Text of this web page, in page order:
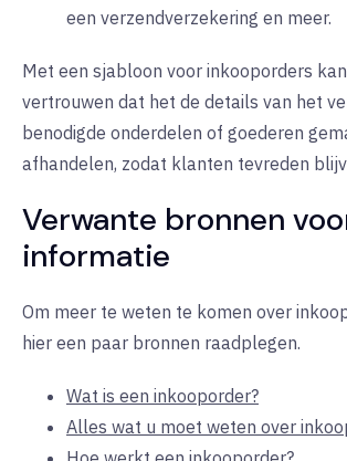
een verzendverzekering en meer.
Met een sjabloon voor inkooporders
vertrouwen dat het de details van het
benodigde onderdelen of goederen
afhandelen, zodat klanten tevreden
Verwante bronnen
informatie
Om meer te weten te komen over
hier een paar bronnen raadplegen.
Wat is een inkooporder?
Alles wat u moet weten over